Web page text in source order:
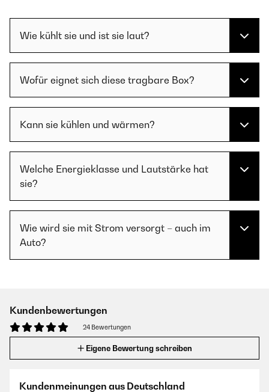
Wie kühlt sie und ist sie laut?
Wofür eignet sich diese tragbare Box?
Kann sie kühlen und wärmen?
Welche Energieklasse und Lautstärke hat
sie?
Wie wird sie mit Strom versorgt – auch im
Auto?
Kundenbewertungen
24 Bewertungen
Eigene Bewertung schreiben
Kundenmeinungen aus Deutschland